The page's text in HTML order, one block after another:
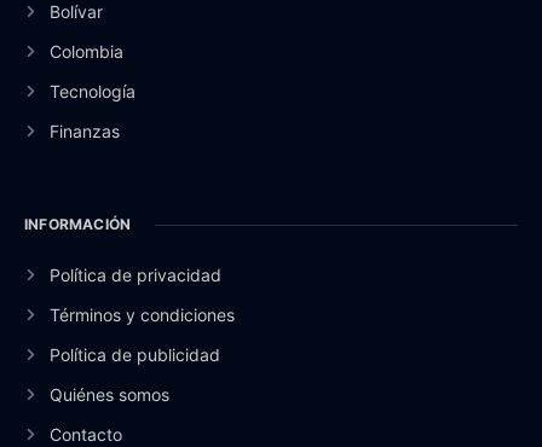
Bolívar
Colombia
Tecnología
Finanzas
INFORMACIÓN
Política de privacidad
Términos y condiciones
Política de publicidad
Quiénes somos
Contacto